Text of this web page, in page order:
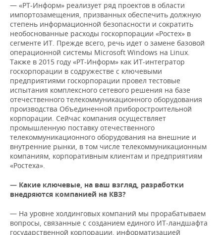
— «РТ-Информ» реализует ряд проектов в области
импортозамещения, призванных обеспечить должную
степень информационной безопасности и сократить
необоснованные расходы госкорпорации «Ростех» в
сегменте ИТ. Прежде всего, речь идет о замене базовой
операционной системы Microsoft Windows на Linux.
Также в 2015 году «РТ-Информ» как ИТ-интегратор
госкорпорации в содружестве с ключевыми
предприятиями госкорпорации провел тестовые
испытания комплексного сетевого решения на базе
отечественного телекоммуникационного оборудования
производства Объединенной приборостроительной
корпорации. Сейчас компания осуществляет
промышленную поставку отечественного
телекоммуникационного оборудования на внешние и
внутренние рынки, в том числе телекоммуникационным
компаниям, корпоративным клиентам и предприятиям
«Ростеха».
— Какие ключевые, на ваш взгляд, разработки
внедряются компанией на КВЗ?
— На уровне холдинговых компаний мы прорабатываем
вопросы, связанные с созданием единого ИТ-ландшафта
государственной корпорации, информатизацией